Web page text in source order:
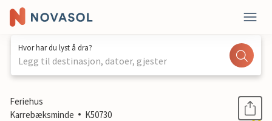
Hvor har du lyst å dra?
Legg til destinasjon, datoer, gjester
1 / 20
Feriehus
Karrebæksminde
K50730